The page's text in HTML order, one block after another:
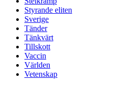
Styrande eliten
Sverige
Tänder
Tänkvärt
Tillskott
Vaccin
Världen
Vetenskap